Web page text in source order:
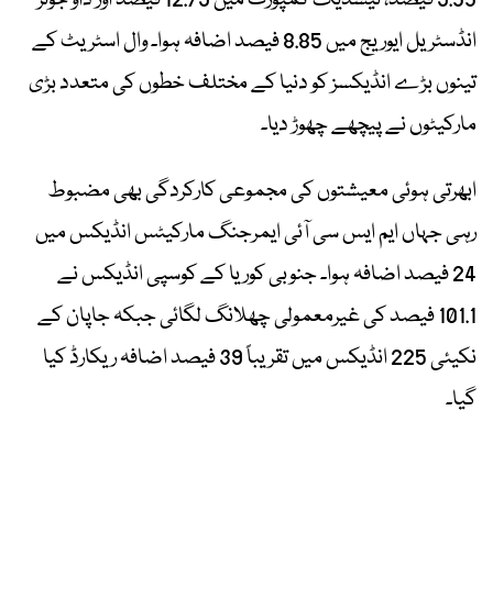
انڈسٹریل ایوریج میں 8.85 فیصد اضافہ ہوا۔ وال اسٹریٹ کے
تینوں بڑے انڈیکسز کو دنیا کے مختلف خطوں کی متعدد بڑی
مارکیٹوں نے پیچھے چھوڑ دیا۔
ابھرتی ہوئی معیشتوں کی مجموعی کارکردگی بھی مضبوط
رہی جہاں ایم ایس سی آئی ایمرجنگ مارکیٹس انڈیکس میں
24 فیصد اضافہ ہوا۔ جنوبی کوریا کے کوسپی انڈیکس نے
101.1 فیصد کی غیرمعمولی چھلانگ لگائی جبکہ جاپان کے
نکیئی 225 انڈیکس میں تقریباً 39 فیصد اضافہ ریکارڈ کیا
گیا۔